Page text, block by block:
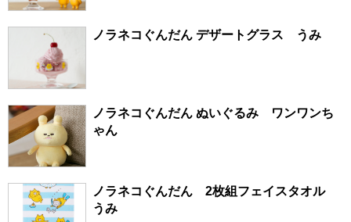
ノラネコぐんだん デザートグラス うみ
ノラネコぐんだん ぬいぐるみ ワンワンち
ゃん
ノラネコぐんだん 2枚組フェイスタオル
うみ